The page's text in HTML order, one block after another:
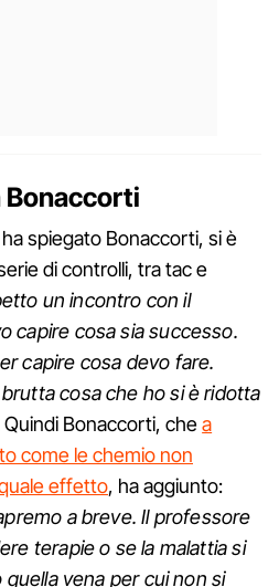
Bonaccorti
spiegato Bonaccorti, si è
di controlli, tra tac e
un incontro con il
capire cosa sia successo.
capire cosa devo fare.
cosa che ho si è ridotta
Quindi Bonaccorti, chea
come le chemio non
effetto, ha aggiunto:
a breve. Il professore
terapie o se la malattia si
vena per cui non si